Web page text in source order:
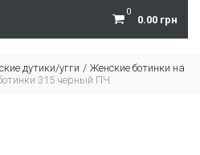
0
0.00 грн
дутики/угги
Женские ботинки на
315 черный ПЧ